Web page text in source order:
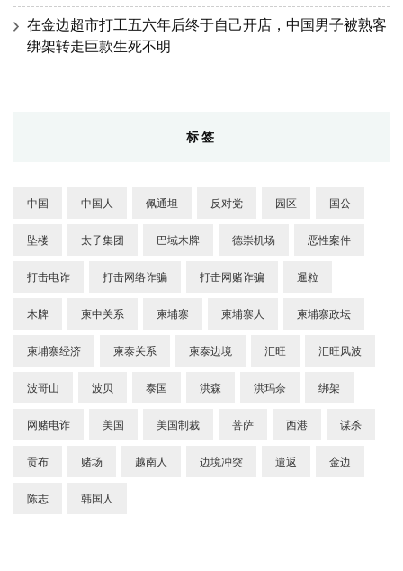
在金边超市打工五六年后终于自己开店，中国男子被熟客
绑架转走巨款生死不明
标签
中国 中国人 佩通坦 反对党 园区 国公
坠楼 太子集团 巴域木牌 德崇机场 恶性案件
打击电诈 打击网络诈骗 打击网赌诈骗 暹粒
木牌 柬中关系 柬埔寨 柬埔寨人 柬埔寨政坛
柬埔寨经济 柬泰关系 柬泰边境 汇旺 汇旺风波
波哥山 波贝 泰国 洪森 洪玛奈 绑架
网赌电诈 美国 美国制裁 菩萨 西港 谋杀
贡布 赌场 越南人 边境冲突 遣返 金边
陈志 韩国人